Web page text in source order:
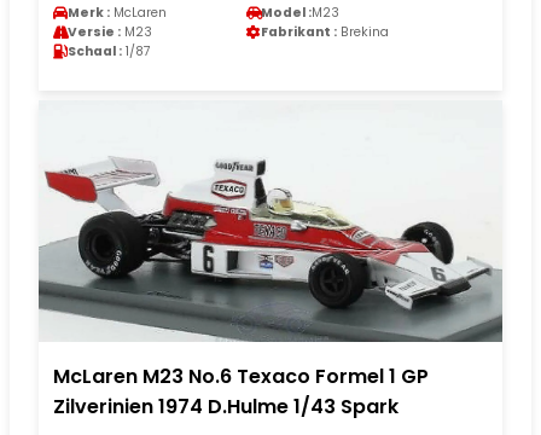
Merk : McLaren Model :M23
Versie : M23 Fabrikant : Brekina
Schaal : 1/87
McLaren M23 No.6 Texaco Formel 1 GP
Zilverinien 1974 D.Hulme 1/43 Spark